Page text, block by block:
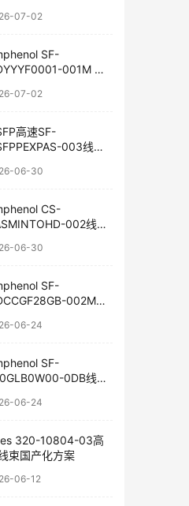
07-02
SF-
001M 线
07-02
高速SF-
003线束
06-30
CS-
002线束
06-30
SF-
002M线
06-24
SF-
0DB线束
06-24
03高
束国产化方案
06-12